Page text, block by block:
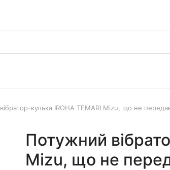
кулька IROHA TEMARI Mizu, що не
Потужний
Mizu, що не